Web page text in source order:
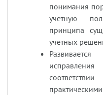
понимания
учетную
принципа
учетных